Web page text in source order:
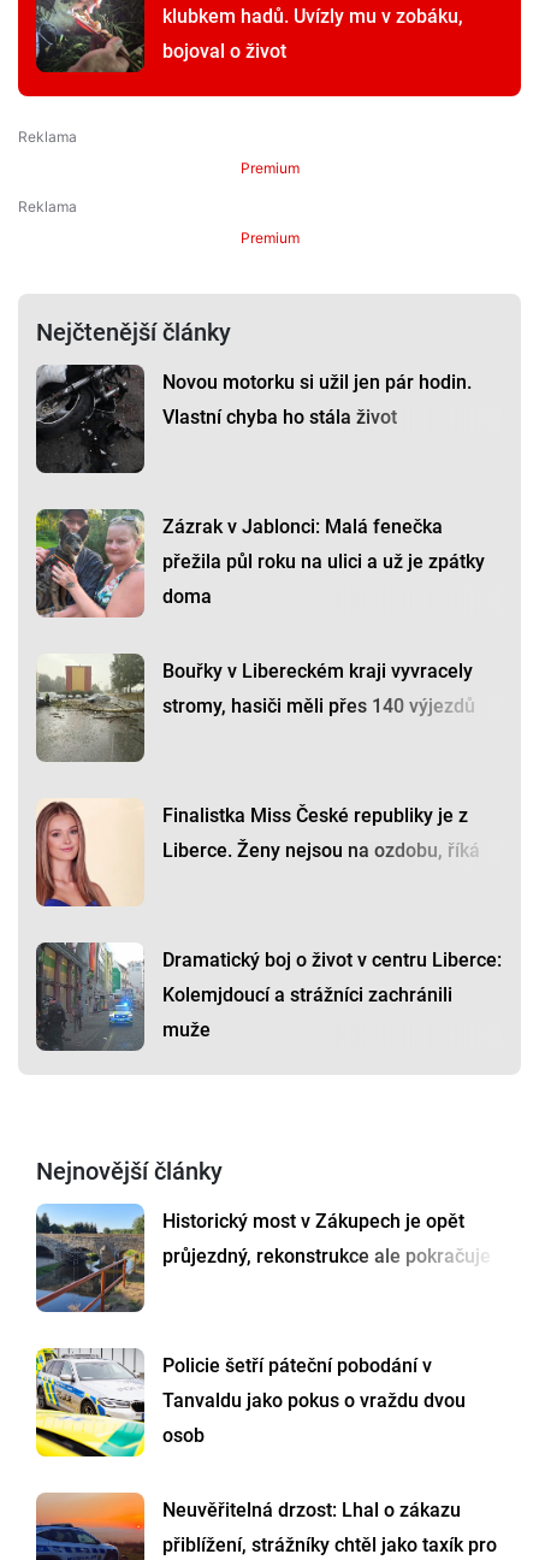
klubkem hadů. Uvízly mu v zobáku,
bojoval o život
Premium
Premium
Nejčtenější články
Novou motorku si užil jen pár hodin.
Vlastní chyba ho stála život
Zázrak v Jablonci: Malá fenečka
přežila půl roku na ulici a už je zpátky
doma
Bouřky v Libereckém kraji vyvracely
stromy, hasiči měli přes 140 výjezdů
Finalistka Miss České republiky je z
Liberce. Ženy nejsou na ozdobu, říká
Dramatický boj o život v centru Liberce:
Kolemjdoucí a strážníci zachránili
muže
Nejnovější články
Historický most v Zákupech je opět
průjezdný, rekonstrukce ale pokračuje
Policie šetří páteční pobodání v
Tanvaldu jako pokus o vraždu dvou
osob
Neuvěřitelná drzost: Lhal o zákazu
přiblížení, strážníky chtěl jako taxík pro